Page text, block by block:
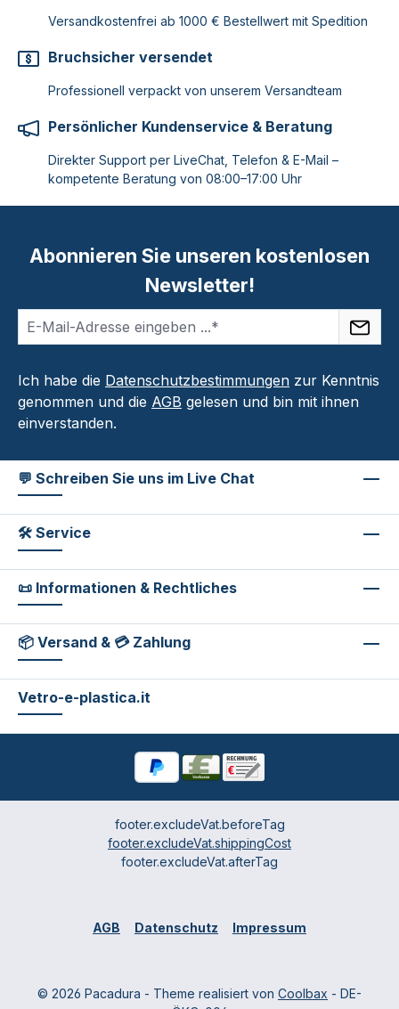
Versandkostenfrei ab 1000 € Bestellwert mit Spedition
Bruchsicher versendet
Professionell verpackt von unserem Versandteam
Persönlicher Kundenservice & Beratung
Direkter Support per LiveChat, Telefon & E-Mail –
kompetente Beratung von 08:00–17:00 Uhr
Abonnieren Sie unseren kostenlosen
Newsletter!
Ich habe die Datenschutzbestimmungen zur Kenntnis
genommen und die AGB gelesen und bin mit ihnen
einverstanden.
💬 Schreiben Sie uns im Live Chat
🛠 Service
📜 Informationen & Rechtliches
📦 Versand & 💳 Zahlung
Vetro-e-plastica.it
footer.excludeVat.beforeTag
footer.excludeVat.shippingCost
footer.excludeVat.afterTag
AGB Datenschutz Impressum
© 2026 Pacadura - Theme realisiert von Coolbax - DE-